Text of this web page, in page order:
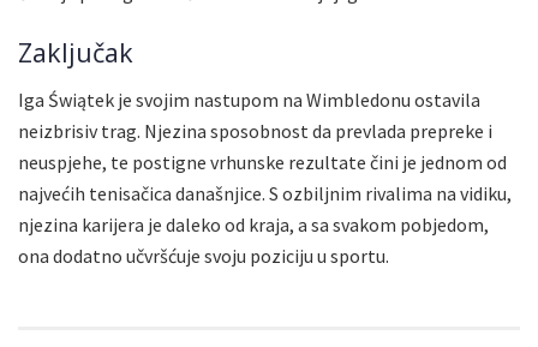
Zaključak
Iga Świątek je svojim nastupom na Wimbledonu ostavila
neizbrisiv trag. Njezina sposobnost da prevlada prepreke i
neuspjehe, te postigne vrhunske rezultate čini je jednom od
najvećih tenisačica današnjice. S ozbiljnim rivalima na vidiku,
njezina karijera je daleko od kraja, a sa svakom pobjedom,
ona dodatno učvršćuje svoju poziciju u sportu.